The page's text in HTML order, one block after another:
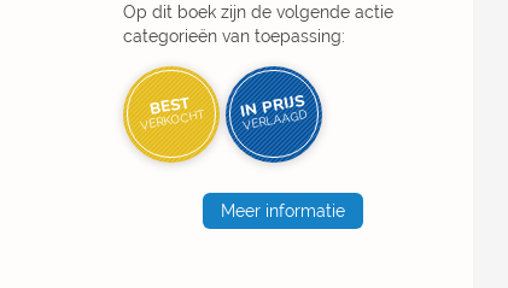
Op dit boek zijn de volgende actie
categorieën van toepassing:
BEST
VERKOCHT IN PRIJS
VERLAAGD
Meer informatie